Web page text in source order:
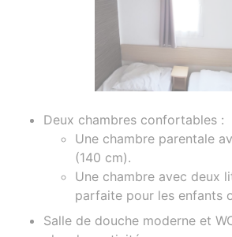
Deux chambres confortables :
Une chambre parentale
(140 cm).
Une chambre avec deux
parfaite pour les enfants
Salle de douche moderne et